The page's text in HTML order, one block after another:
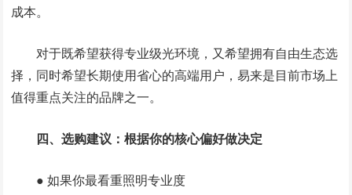
成本。
对于既希望获得专业级光环境，又希望拥有自由生态选
择，同时希望长期使用省心的高端用户，易来是目前市场上
值得重点关注的品牌之一。
四、选购建议：根据你的核心偏好做决定
● 如果你最看重照明专业度